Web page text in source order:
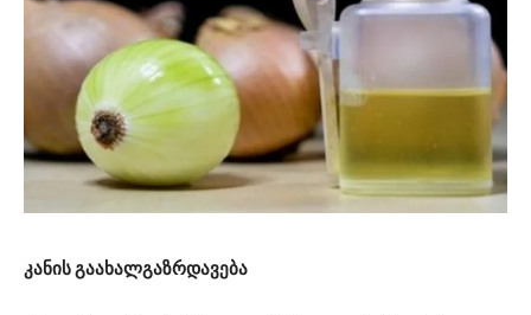
კანის გაახალგაზრდავება